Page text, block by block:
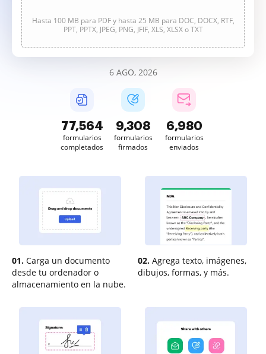
Hasta 100 MB para PDF y hasta 25 MB para DOC, DOCX, RTF,
PPT, PPTX, JPEG, PNG, JFIF, XLS, XLSX o TXT
6 AGO, 2026
77,564
formularios
completados
9,308
formularios
firmados
6,980
formularios
enviados
01. Carga un documento
desde tu ordenador o
almacenamiento en la nube.
02. Agrega texto, imágenes,
dibujos, formas, y más.